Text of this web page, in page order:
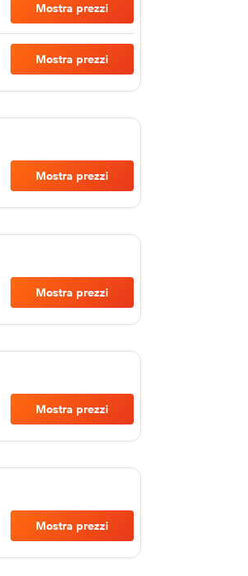
Mostra prezzi
Mostra prezzi
Mostra prezzi
Mostra prezzi
Mostra prezzi
Mostra prezzi